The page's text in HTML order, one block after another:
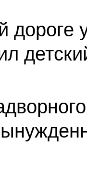
дороге